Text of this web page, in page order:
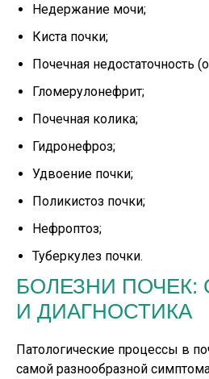
Недержание мочи;
Киста почки;
Почечная недостаточность
Гломерулонефрит;
Почечная колика;
Гидронефроз;
Удвоение почки;
Поликистоз почки;
Нефроптоз;
Туберкулез почки.
БОЛЕЗНИ
И ДИАГНОСТИКА
Патологические процессы в
самой разнообразной